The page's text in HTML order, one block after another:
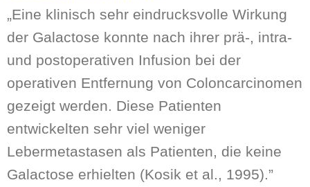
„Eine klinisch sehr eindrucksvolle Wirkung
der Galactose konnte nach ihrer prä-, intra-
und postoperativen Infusion bei der
operativen Entfernung von Coloncarcinomen
gezeigt werden. Diese Patienten
entwickelten sehr viel weniger
Lebermetastasen als Patienten, die keine
Galactose erhielten (Kosik et al., 1995).”